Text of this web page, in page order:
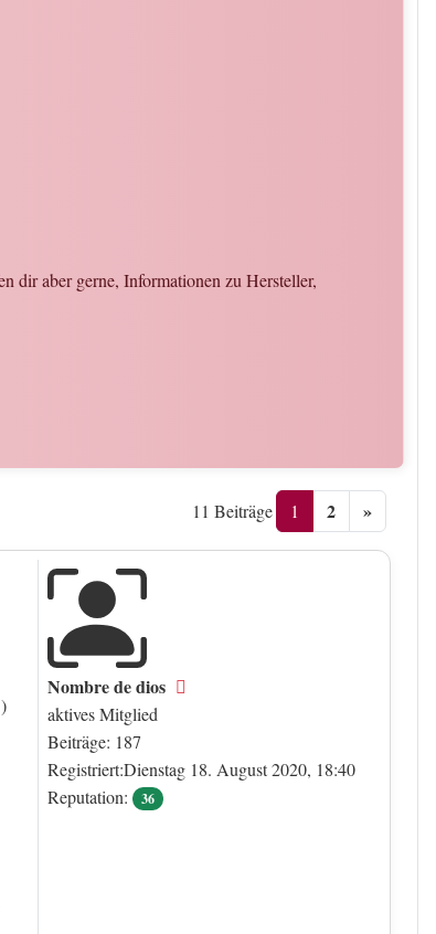
dir aber gerne, Informationen zu Hersteller,
11 Beiträge 1 2 »
Nombre de dios
aktives Mitglied
Beiträge: 187
Registriert:Dienstag 18. August 2020, 18:40
Reputation:
36